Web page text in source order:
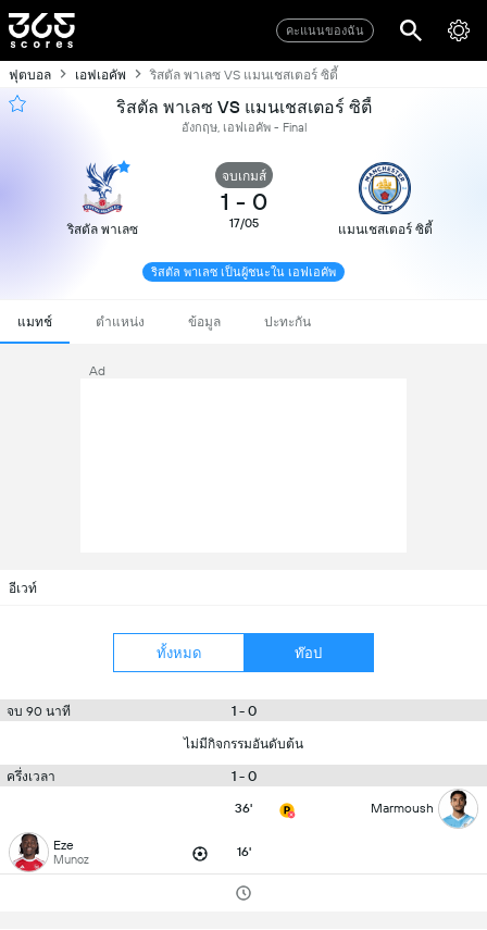
คะแนนของฉัน
ฟุตบอล เอฟเอคัพ ริสตัล พาเลซ VS แมนเชสเตอร์ ซิตี้
ริสตัล พาเลซ VS แมนเชสเตอร์ ซิตี้
อังกฤษ, เอฟเอคัพ - Final
ริสตัล พาเลซ
จบเกมส์
1 - 0
17/05 แมนเชสเตอร์ ซิตี้
ริสตัล พาเลซ เป็นผู้ชนะใน เอฟเอคัพ
แมทช์ ตำแหน่ง ข้อมูล ปะทะกัน
Ad
อีเวท์
ทั้งหมด ท๊อป
จบ 90 นาที 1 - 0
ไม่มีกิจกรรมอันดับต้น
ครึ่งเวลา 1 - 0
36' Marmoush
Eze
Munoz 16'